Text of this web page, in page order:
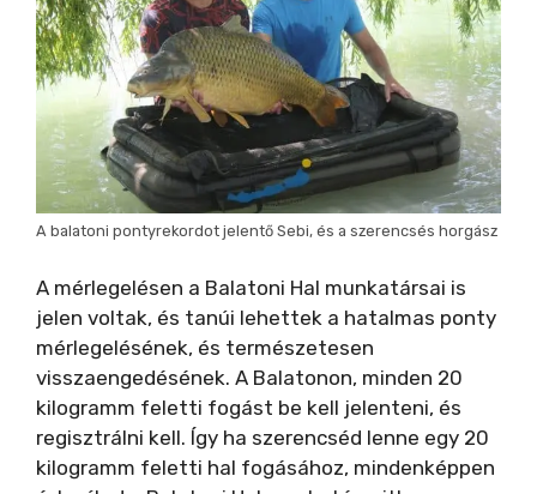
A balatoni pontyrekordot jelentő Sebi, és a szerencsés horgász
A mérlegelésen a Balatoni Hal munkatársai is
jelen voltak, és tanúi lehettek a hatalmas ponty
mérlegelésének, és természetesen
visszaengedésének. A Balatonon, minden 20
kilogramm feletti fogást be kell jelenteni, és
regisztrálni kell. Így ha szerencséd lenne egy 20
kilogramm feletti hal fogásához, mindenképpen